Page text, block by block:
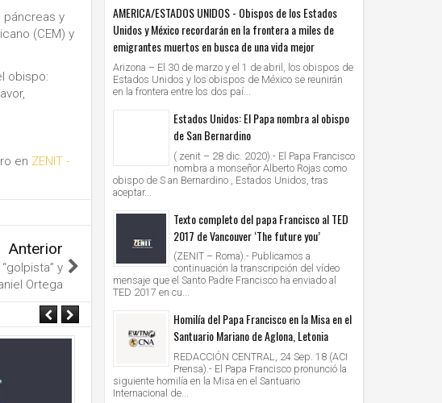
páncreas y
(CEM) y
obispo:
en ZENIT -
Anterior
y
Ortega
AMERICA/ESTADOS UNIDOS - Obispos de los Estados
Unidos y México recordarán en la frontera a miles de
emigrantes muertos en busca de una vida mejor
Arizona – El 30 de marzo y el 1 de abril, los obispos de
Estados Unidos y los obispos de México se reunirán
en la frontera entre los dos paí...
Estados Unidos: El Papa nombra al obispo
de San Bernardino
( zenit – 28 dic. 2020).- El Papa Francisco
nombra a monseñor Alberto Rojas como
obispo de S an Bernardino , Estados Unidos, tras
aceptar...
Texto completo del papa Francisco al TED
2017 de Vancouver ‘The future you’
(ZENIT – Roma).- Publicamos a
continuación la transcripción del vídeo
mensaje que el Santo Padre Francisco ha enviado al
TED 2017 en cu...
Homilía del Papa Francisco en la Misa en el
Santuario Mariano de Aglona, Letonia
REDACCIÓN CENTRAL, 24 Sep. 18 (ACI
Prensa).- El Papa Francisco pronunció la
siguiente homilía en la Misa en el Santuario
Internacional de...